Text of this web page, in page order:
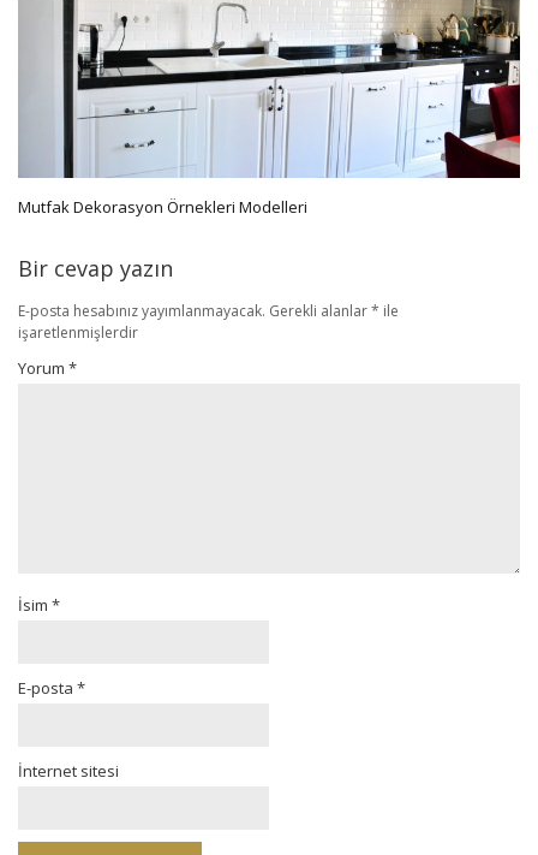
Mutfak Dekorasyon Örnekleri Modelleri
Bir cevap yazın
E-posta hesabınız yayımlanmayacak. Gerekli alanlar* ile
işaretlenmişlerdir
Yorum *
İsim *
E-posta *
İnternet sitesi